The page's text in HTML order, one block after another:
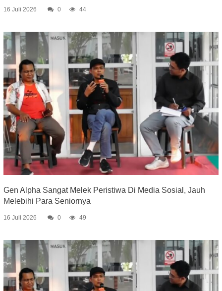
16 Juli 2026 0 44
Gen Alpha Sangat Melek Peristiwa Di Media Sosial, Jauh
Melebihi Para Seniornya
16 Juli 2026 0 49